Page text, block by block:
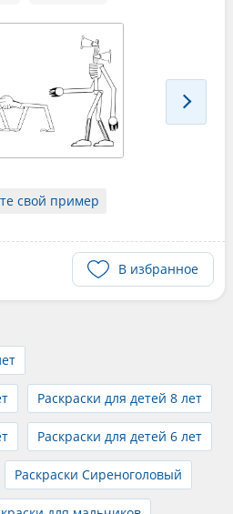
свой пример
В избранное
Раскраски для детей 8 лет
Раскраски для детей 6 лет
Раскраски Сиреноголовый